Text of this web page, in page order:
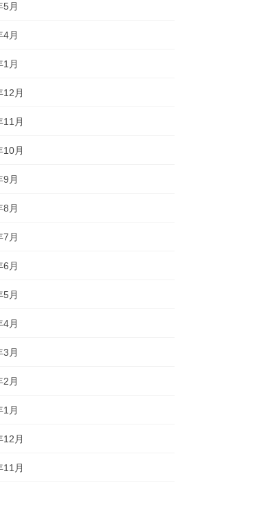
5月
4月
1月
12月
11月
10月
9月
8月
7月
6月
5月
4月
3月
2月
1月
12月
11月